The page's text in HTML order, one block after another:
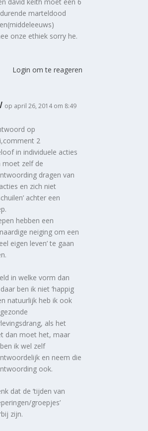
marteldood
onze ethiek sorry he.
Login om te reageren
op april 26, 2014 om 8:49
op
2
in individuele acties
moet zelf de
dragen van
en zich niet
achter een
hebben een
neiging om een
eigen leven’ te gaan
in welke vorm dan
ben ik niet ‘happig
natuurlijk heb ik ook
als het
dan moet het, maar
ik wel zelf
en neem die
ook.
dat de ’tijden van
groepjes’
zijn.